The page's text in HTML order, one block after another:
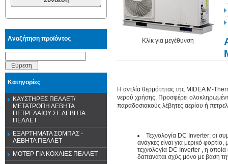
Αναζήτηση προϊόντος
Εύρεση
Κατηγορίες
ΚΑΥΣΤΗΡΕΣ ΠΕΛΛΕΤ/
ΜΕΤΑΤΡΟΠΗ ΛΕΒΗΤΑ
ΠΕΤΡΕΛΑΙΟΥ ΣΕ ΛΕΒΗΤΑ
ΠΕΛΛΕΤ
ΕΞΑΡΤΗΜΑΤΑ ΣΟΜΠΑΣ -
ΛΕΒΗΤΑ ΠΕΛΛΕΤ
ΜΟΤΕΡ ΓΙΑ ΚΟΧΛΙΕΣ ΠΕΛΛΕΤ
Κλίκ για μεγέθυνση
H αντλία θερμότητας της MIDEA M-
νερού χρήσης. Προσφέρει
παραδοσιακούς λέβητες αερίου ή
Τεχνολογία DC Inverter: οι
ανάγκες είναι για μερικό
τεχνολογία DC Inverter , η
δαπανάται σχύς μόνο με βάση